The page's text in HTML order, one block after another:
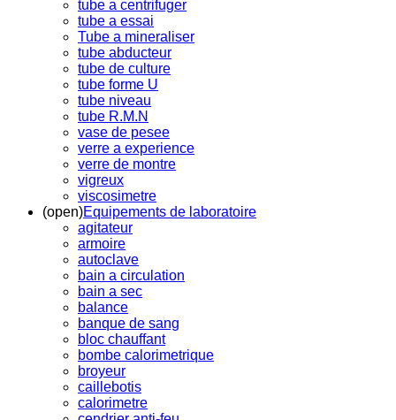
tube a centrifuger
tube a essai
Tube a mineraliser
tube abducteur
tube de culture
tube forme U
tube niveau
tube R.M.N
vase de pesee
verre a experience
verre de montre
vigreux
viscosimetre
(open)Equipements de laboratoire
agitateur
armoire
autoclave
bain a circulation
bain a sec
balance
banque de sang
bloc chauffant
bombe calorimetrique
broyeur
caillebotis
calorimetre